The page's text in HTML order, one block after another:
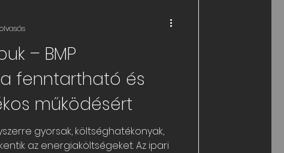
– BMP
fenntartható és
működésért
gyorsak, költséghatékonyak,
az energiaköltségeket. Az ipari